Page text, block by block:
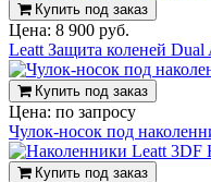
Купить под заказ
Цена: 8 900 руб.
Leatt Защита коленей
Купить под заказ
Цена: по запросу
Чулок-носок под
Купить под заказ